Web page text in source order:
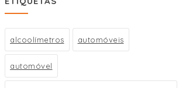
alcoolímetros automóveis
automóvel